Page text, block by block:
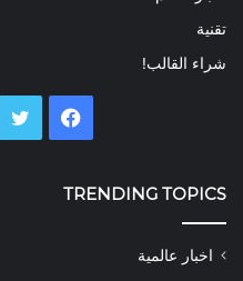
تقنية
شراء القالب!
فيسبوك
TRENDING TOPICS
اخبار عالمية